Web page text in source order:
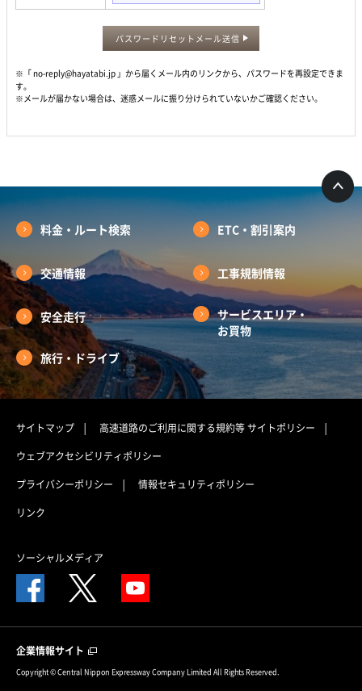
パスワードリセットメール送信
※「 no-reply@hayatabi.jp 」から届くメール内のリンクから、パスワードを再設定できま
す。
※メールが届かない場合は、迷惑メールに振り分けられていないかご確認ください。
料金・ルート検索 ETC・割引案内
交通情報 工事規制情報
安全走行
サービスエリア・
お買物
旅行・ドライブ
サイトマップ 高速道路のご利用に関する規約等サイトポリシー
ウェブアクセシビリティポリシー
プライバシーポリシー
情報セキュリティポリシー
リンク
ソーシャルメディア
企業情報サイト
Copyright © Central Nippon Expressway Company Limited All Rights Reserved.